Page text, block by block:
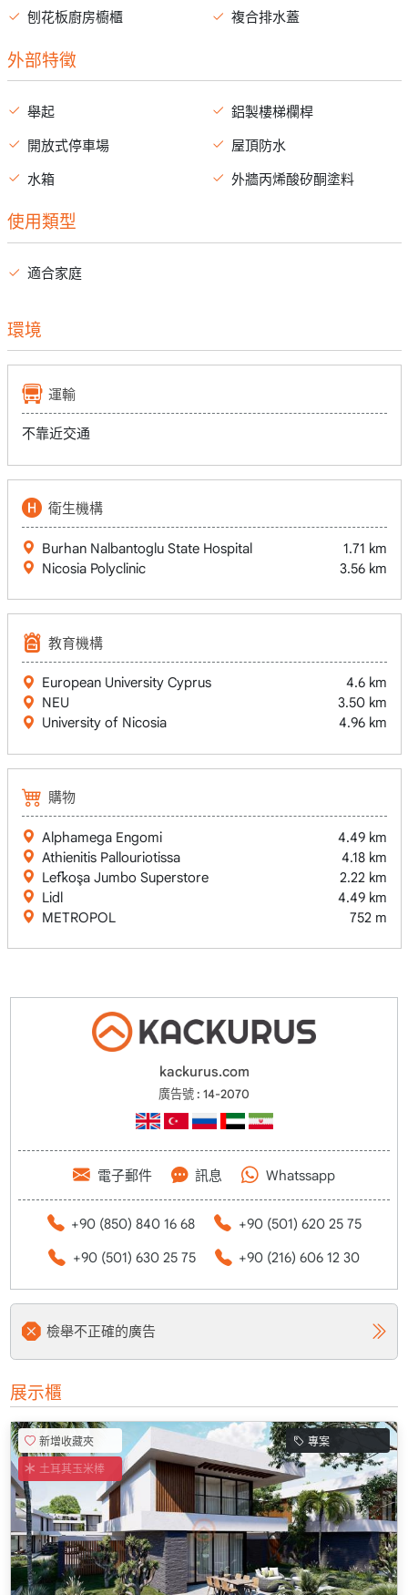
刨花板廚房櫥櫃 複合排水蓋
外部特徵
舉起
開放式停車場
水箱
鋁製樓梯欄桿
屋頂防水
外牆丙烯酸矽酮塗料
使用類型
適合家庭
環境
運輸
不靠近交通
衛生機構
Burhan Nalbantoglu State Hospital
1.71 km
Nicosia Polyclinic
3.56 km
教育機構
European University Cyprus
4.6 km
NEU
3.50 km
University of Nicosia
4.96 km
購物
Alphamega Engomi
4.49 km
Athienitis Pallouriotissa
4.18 km
Lefkoşa Jumbo Superstore
2.22 km
Lidl
4.49 km
METROPOL
752 m
kackurus.com
廣告號 : 14-2070
電子郵件 訊息 Whatssapp
+90 (850) 840 16 68 +90 (501) 620 25 75
+90 (501) 630 25 75 +90 (216) 606 12 30
檢舉不正確的廣告
展示櫃
新增收藏夾
土耳其玉米棒
專案